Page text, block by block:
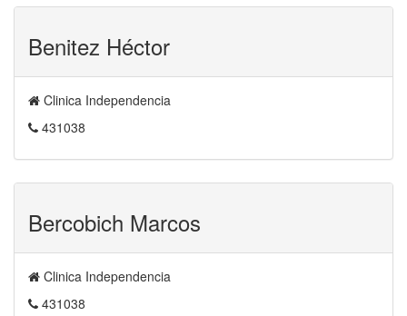
Benitez Héctor
Clinica Independencia
431038
Bercobich Marcos
Clinica Independencia
431038